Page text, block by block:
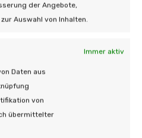
der Angebote,
Auswahl von Inhalten.
Immer aktiv
Daten aus
von
übermittelter